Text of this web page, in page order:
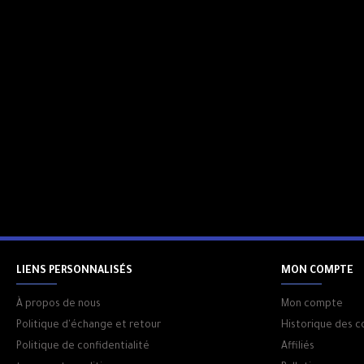
LIENS PERSONNALISÉS
À propos de nous
Politique d'échange et retour
Politique de confidentialité
MON COMPTE
Mon compte
Historique des
Affiliés